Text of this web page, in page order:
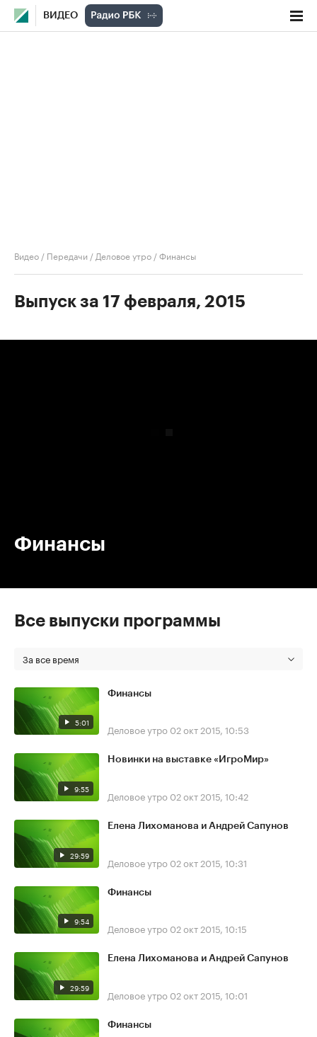
ВИДЕО
Видео / Передачи / Деловое утро /Финансы
Выпуск за 17 февраля, 2015
Финансы
Все выпуски программы
За все время
5:01
Финансы
Деловое утро 02 окт 2015, 10:53
9:55
Новинки на выставке «ИгроМир»
Деловое утро 02 окт 2015, 10:42
29:59
Елена Лихоманова и Андрей Сапунов
Деловое утро 02 окт 2015, 10:31
9:54
Финансы
Деловое утро 02 окт 2015, 10:15
29:59
Елена Лихоманова и Андрей Сапунов
Деловое утро 02 окт 2015, 10:01
Финансы